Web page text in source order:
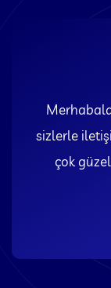
sizlerle
çok